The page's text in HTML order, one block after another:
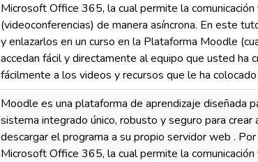
Microsoft Office 365, la cual permite la
(videoconferencias) de manera asíncrona. En este
y enlazarlos en un curso en la Plataforma Moodle
accedan fácil y directamente al equipo que usted ha
fácilmente a los videos y recursos que le ha
Moodle es una plataforma de aprendizaje diseñada
sistema integrado único, robusto y seguro para
descargar el programa a su propio servidor web .
Microsoft Office 365, la cual permite la